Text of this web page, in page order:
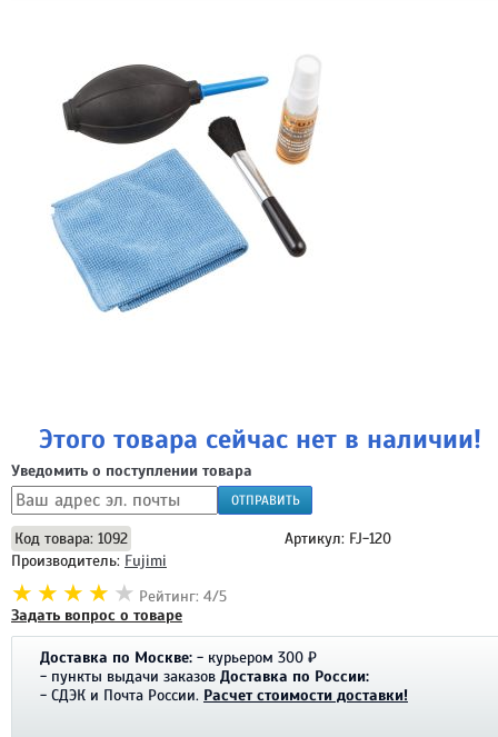
Этого товара сейчас нет в наличии!
Уведомить о поступлении товара
ОТПРАВИТЬ
Код товара: 1092
Артикул: FJ-120
Производитель: Fujimi
Рейтинг: 4/5
Задать вопрос о товаре
Доставка по Москве: - курьером 300 ₽
- пункты выдачи заказов Доставка по России:
- СДЭК и Почта России. Расчет стоимости доставки!